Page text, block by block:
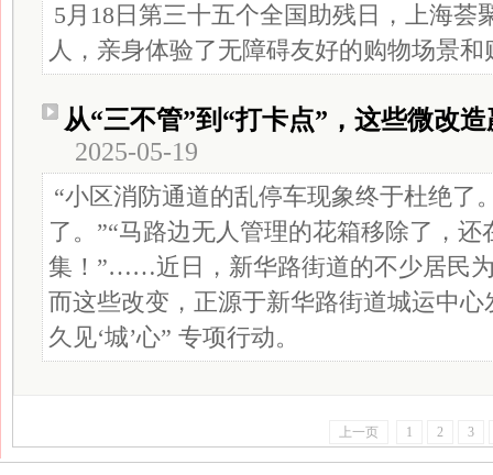
5月18日第三十五个全国助残日，上海荟
人，亲身体验了无障碍友好的购物场景和
从“三不管”到“打卡点”，这些微改
2025-05-19
“小区消防通道的乱停车现象终于杜绝了
了。”“马路边无人管理的花箱移除了，
集！”……近日，新华路街道的不少居民
而这些改变，正源于新华路街道城运中心
久见‘城’心” 专项行动。
上一页 1 2 3